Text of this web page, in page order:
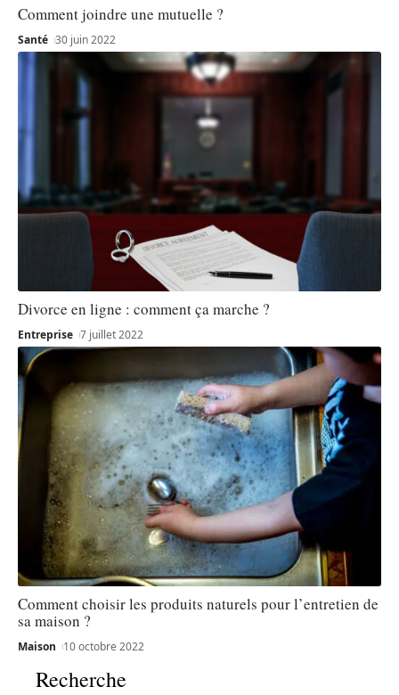
Comment joindre une mutuelle ?
Santé 30 juin 2022
Divorce en ligne : comment ça marche ?
Entreprise 7 juillet 2022
Comment choisir les produits naturels pour l’entretien de
sa maison ?
Maison 10 octobre 2022
Recherche